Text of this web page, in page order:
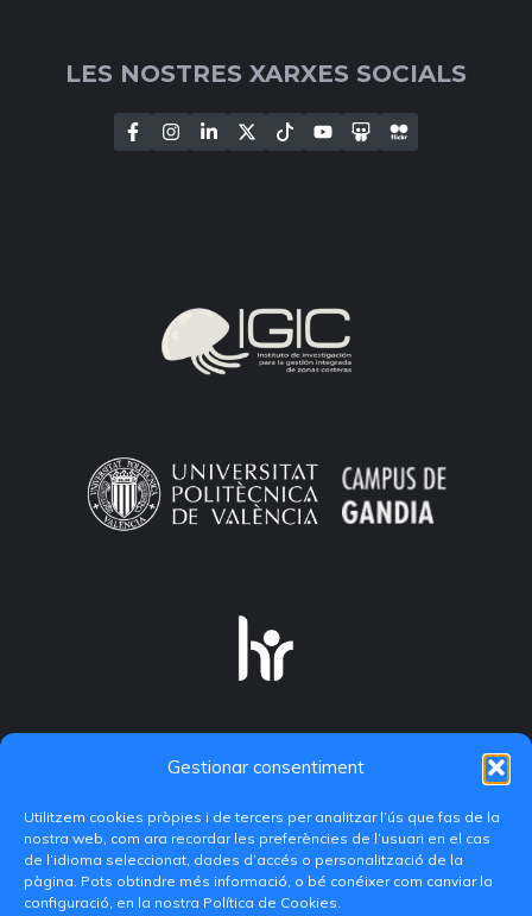
Gestionar consentiment
Utilitzem cookies pròpies i de tercers per analitzar l’ús que fas de la
nostra web, com ara recordar les preferències de l’usuari en el cas
de l’idioma seleccionat, dades d’accés o personalització de la
pàgina. Pots obtindre més informació, o bé conéixer com canviar la
configuració, en la nostra Política de Cookies.
LES NOSTRES XARXES SOCIALS
C/ Paranimf, 1 - 46730 Grau de Gandia